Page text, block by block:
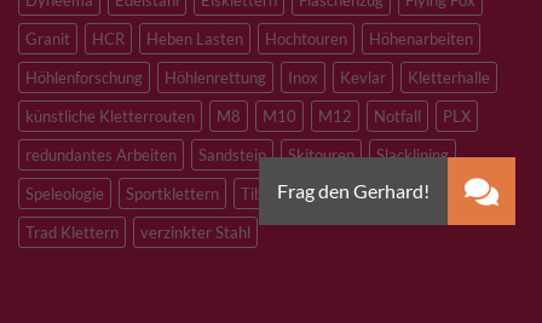
Granit
HCR Heben Lasten Hochtouren
Höhenarbeiten
Höhlenforschung
Höhlenrettung Inox Kevlar
Kletterhalle
künstliche Kletterrouten
M8 M10 M12 Notfall
PLX
redundantes Arbeiten
Sandstein Skitouren
Slacklining
Speleologie
Sportklettern Tibetan Bridge
Titan
Trad Klettern
verzinkter Stahl